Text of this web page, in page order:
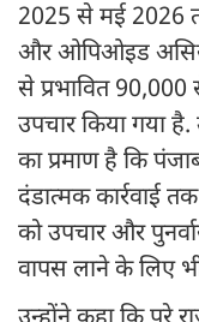
2025 से मई 2026
और ओपिओइड
से प्रभावित 90,000
उपचार किया गया
का प्रमाण है कि
दंडात्मक कार्रवाई
को उपचार और
वापस लाने के लिए